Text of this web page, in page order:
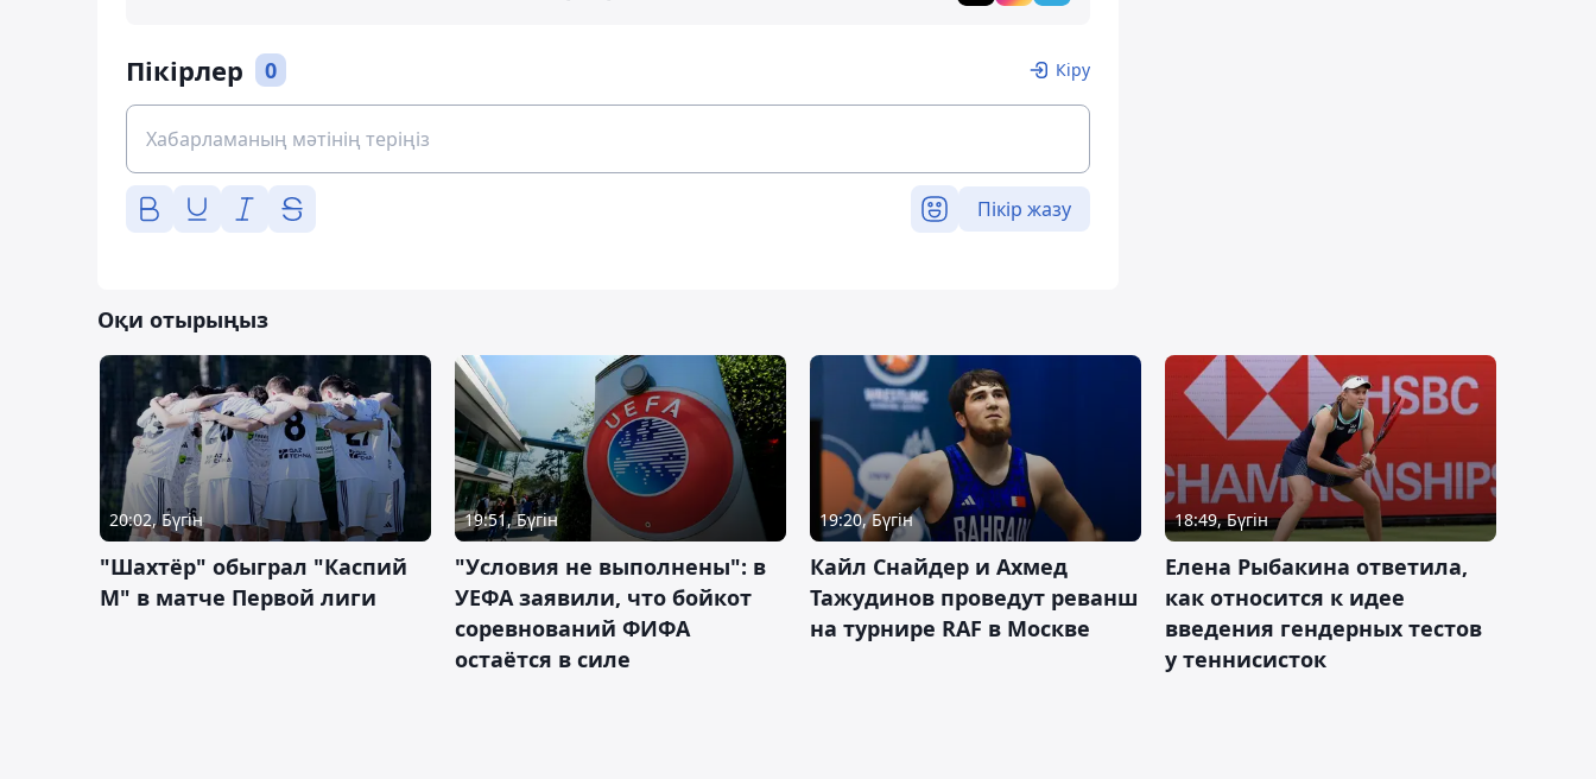
Пікірлер 0 Кіру
Пікір жазу
Оқи отырыңыз
20:02, Бүгін
"Шахтёр" обыграл "Каспий
М" в матче Первой лиги
19:51, Бүгін
"Условия не выполнены": в
УЕФА заявили, что бойкот
соревнований ФИФА
остаётся в силе
19:20, Бүгін
Кайл Снайдер и Ахмед
Тажудинов проведут реванш
на турнире RAF в Москве
18:49, Бүгін
Елена Рыбакина ответила,
как относится к идее
введения гендерных тестов
у теннисисток